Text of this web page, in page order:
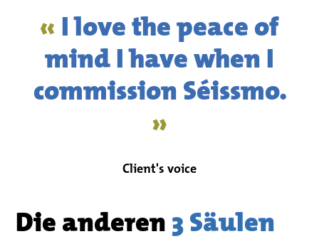
«I love the peace of
mind I have when I
commission Séissmo.
»
Client's voice
Die anderen3 Säulen